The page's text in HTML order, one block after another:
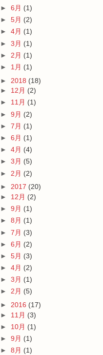
► 6月 (1)
► 5月 (2)
► 4月 (1)
► 3月 (1)
► 2月 (1)
► 1月 (1)
► 2018 (18)
► 12月 (2)
► 11月 (1)
► 9月 (2)
► 7月 (1)
► 6月 (1)
► 4月 (4)
► 3月 (5)
► 2月 (2)
► 2017 (20)
► 12月 (2)
► 9月 (1)
► 8月 (1)
► 7月 (3)
► 6月 (2)
► 5月 (3)
► 4月 (2)
► 3月 (1)
► 2月 (5)
► 2016 (17)
► 11月 (3)
► 10月 (1)
► 9月 (1)
► 8月 (1)